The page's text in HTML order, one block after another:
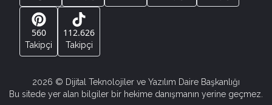
560
Takipçi
112.626
Takipçi
2026 © Dijital Teknolojiler ve Yazılım Daire Başkanlığı
Bu sitede yer alan bilgiler bir hekime danışmanın yerine geçmez.